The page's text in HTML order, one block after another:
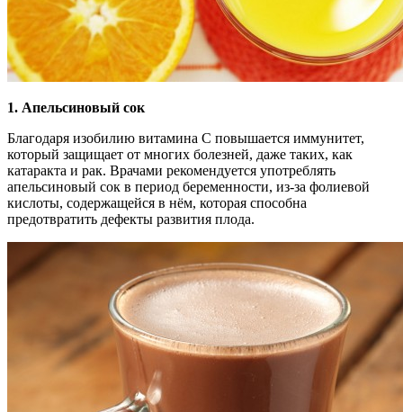
1. Апельсиновый сок
Благодаря изобилию витамина С повышается иммунитет,
который защищает от многих болезней, даже таких, как
катаракта и рак. Врачами рекомендуется употреблять
апельсиновый сок в период беременности, из-за фолиевой
кислоты, содержащейся в нём, которая способна
предотвратить дефекты развития плода.